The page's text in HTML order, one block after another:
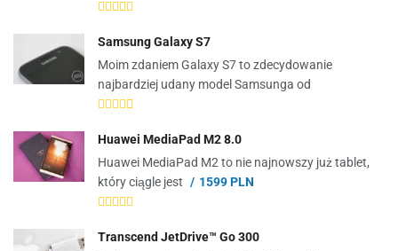
Samsung Galaxy S7
Moim zdaniem Galaxy S7 to zdecydowanie
najbardziej udany model Samsunga od
Huawei MediaPad M2 8.0
Huawei MediaPad M2 to nie najnowszy już tablet,
który ciągle jest
1599 PLN
Transcend JetDrive™ Go 300